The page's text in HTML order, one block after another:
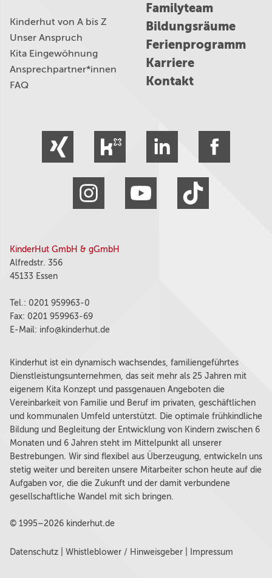
Kinderhut von A bis Z
Unser Anspruch
Kita Eingewöhnung
Ansprechpartner*innen
FAQ
Familyteam
Bildungsräume
Ferienprogramm
Karriere
Kontakt
KinderHut GmbH & gGmbH
Alfredstr. 356
45133 Essen
Tel.: 0201 959963-0
Fax: 0201 959963-69
E-Mail: info@kinderhut.de
Kinderhut ist ein dynamisch wachsendes, familiengeführtes
Dienstleistungsunternehmen, das seit mehr als 25 Jahren mit
eigenem Kita Konzept und passgenauen Angeboten die
Vereinbarkeit von Familie und Beruf im privaten, geschäftlichen
und kommunalen Umfeld unterstützt. Die optimale frühkindliche
Bildung und Begleitung der Entwicklung von Kindern zwischen 6
Monaten und 6 Jahren steht im Mittelpunkt all unserer
Bestrebungen. Wir sind flexibel aus Überzeugung, entwickeln uns
stetig weiter und bereiten unsere Mitarbeiter schon heute auf die
Aufgaben vor, die die Zukunft und der damit verbundene
gesellschaftliche Wandel mit sich bringen.
Datenschutz Whistleblower / Hinweisgeber Impressum
© 1995–2026 kinderhut.de